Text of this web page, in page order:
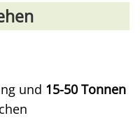
und 15-50 Tonnen